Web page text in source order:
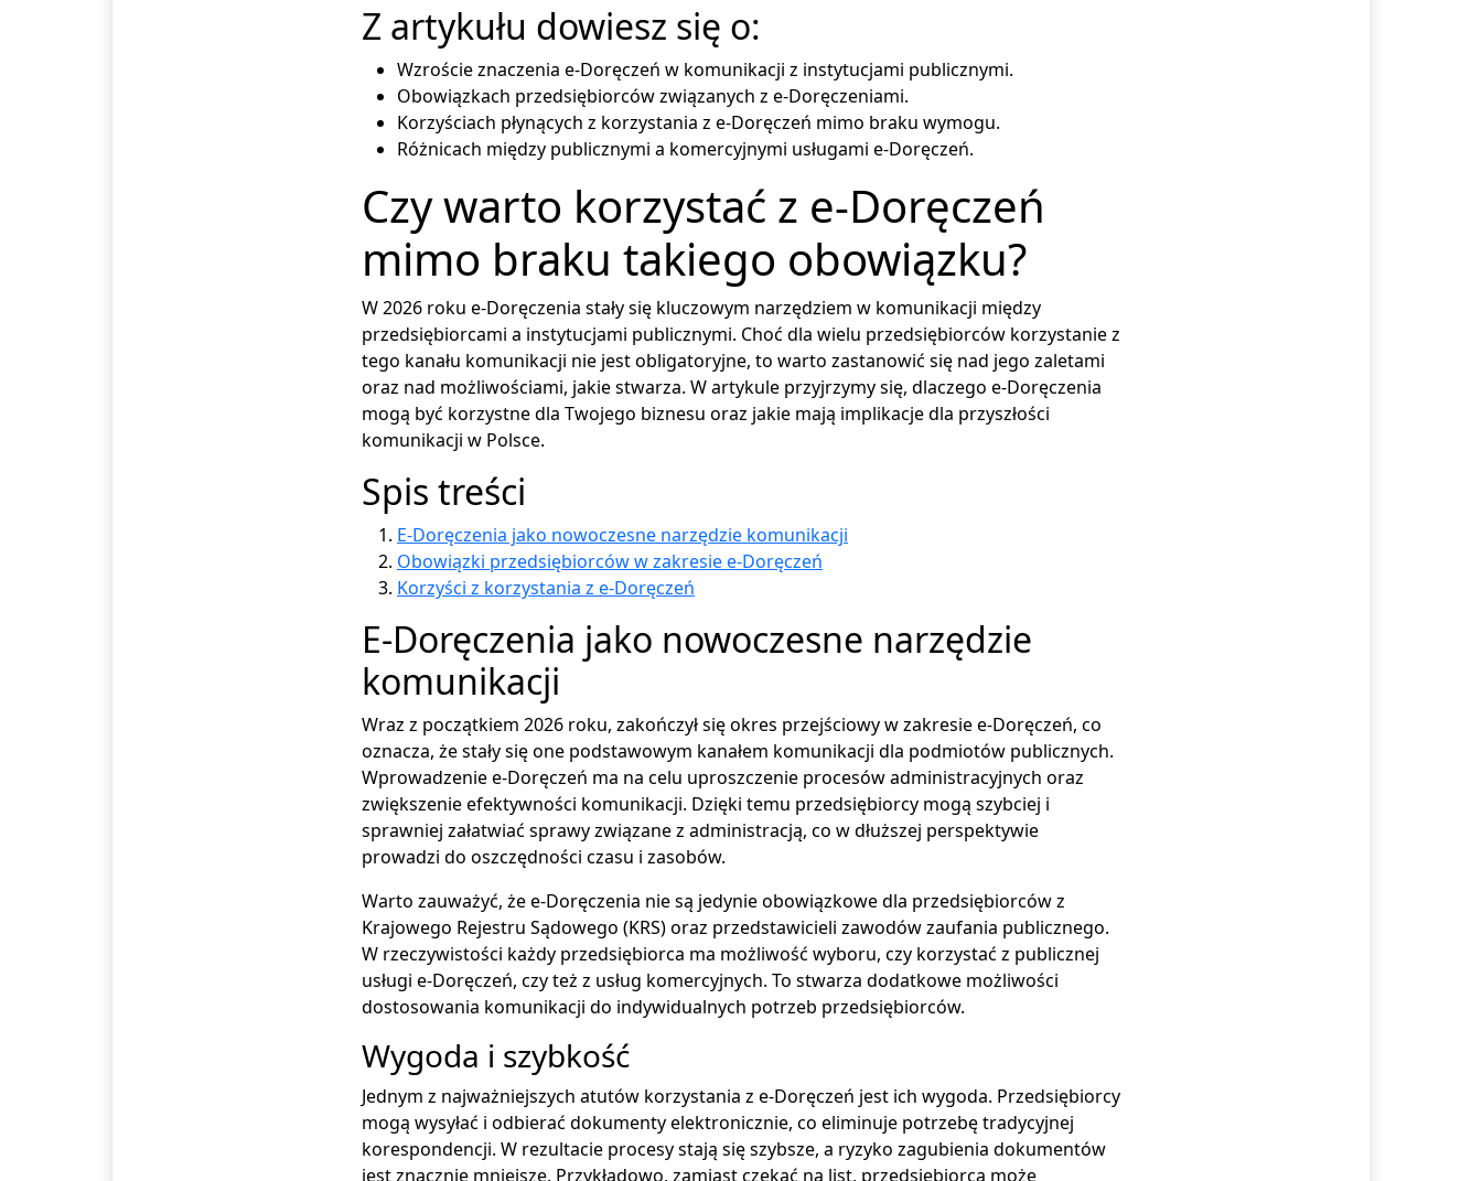
Z artykułu dowiesz się o:
Wzroście znaczenia e-Doręczeń w komunikacji z instytucjami publicznymi.
Obowiązkach przedsiębiorców związanych z e-Doręczeniami.
Korzyściach płynących z korzystania z e-Doręczeń mimo braku wymogu.
Różnicach między publicznymi a komercyjnymi usługami e-Doręczeń.
Czy warto korzystać z e-Doręczeń
mimo braku takiego obowiązku?
W 2026 roku e-Doręczenia stały się kluczowym narzędziem w komunikacji między
przedsiębiorcami a instytucjami publicznymi. Choć dla wielu przedsiębiorców korzystanie z
tego kanału komunikacji nie jest obligatoryjne, to warto zastanowić się nad jego zaletami
oraz nad możliwościami, jakie stwarza. W artykule przyjrzymy się, dlaczego e-Doręczenia
mogą być korzystne dla Twojego biznesu oraz jakie mają implikacje dla przyszłości
komunikacji w Polsce.
Spis treści
E-Doręczenia jako nowoczesne narzędzie komunikacji
Obowiązki przedsiębiorców w zakresie e-Doręczeń
Korzyści z korzystania z e-Doręczeń
E-Doręczenia jako nowoczesne narzędzie
komunikacji
Wraz z początkiem 2026 roku, zakończył się okres przejściowy w zakresie e-Doręczeń, co
oznacza, że stały się one podstawowym kanałem komunikacji dla podmiotów publicznych.
Wprowadzenie e-Doręczeń ma na celu uproszczenie procesów administracyjnych oraz
zwiększenie efektywności komunikacji. Dzięki temu przedsiębiorcy mogą szybciej i
sprawniej załatwiać sprawy związane z administracją, co w dłuższej perspektywie
prowadzi do oszczędności czasu i zasobów.
Warto zauważyć, że e-Doręczenia nie są jedynie obowiązkowe dla przedsiębiorców z
Krajowego Rejestru Sądowego (KRS) oraz przedstawicieli zawodów zaufania publicznego.
W rzeczywistości każdy przedsiębiorca ma możliwość wyboru, czy korzystać z publicznej
usługi e-Doręczeń, czy też z usług komercyjnych. To stwarza dodatkowe możliwości
dostosowania komunikacji do indywidualnych potrzeb przedsiębiorców.
Wygoda i szybkość
Jednym z najważniejszych atutów korzystania z e-Doręczeń jest ich wygoda. Przedsiębiorcy
mogą wysyłać i odbierać dokumenty elektronicznie, co eliminuje potrzebę tradycyjnej
korespondencji. W rezultacie procesy stają się szybsze, a ryzyko zagubienia dokumentów
jest znacznie mniejsze. Przykładowo, zamiast czekać na list, przedsiębiorca może